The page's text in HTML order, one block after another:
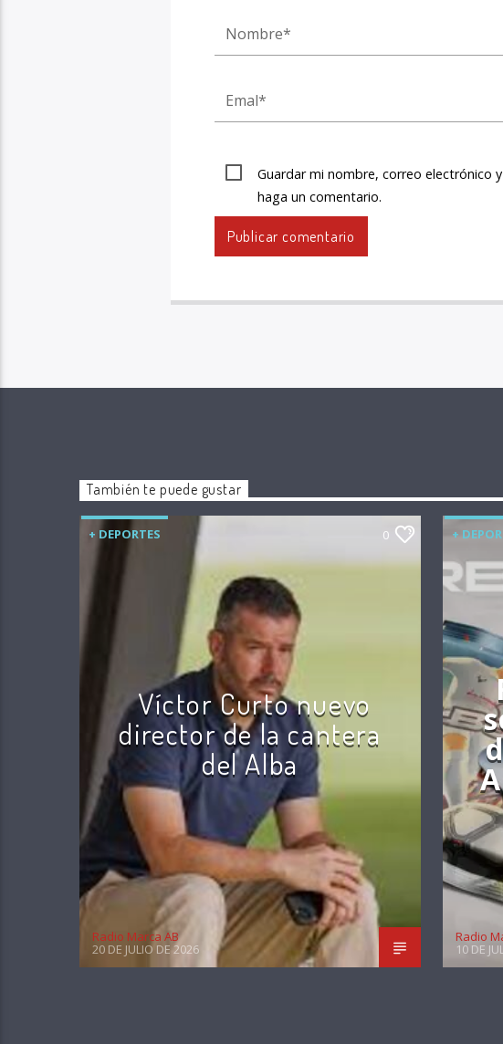
Guardar mi nombre, correo electrónico
haga un comentario.
También te puede gustar
+ DEPORTES 0
Víctor Curto nuevo
director de la cantera
del Alba
Radio Marca AB
20 DE JULIO DE 2026
+
Radio
10 DE